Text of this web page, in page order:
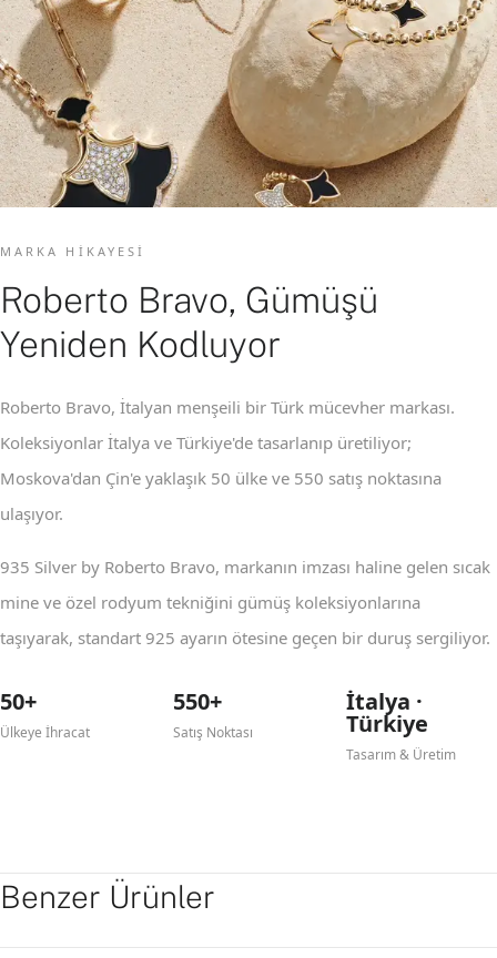
MARKA HIKAYESI
Roberto Bravo, Gümüşü
Yeniden Kodluyor
Roberto Bravo, İtalyan menşeili bir Türk mücevher markası.
Koleksiyonlar İtalya ve Türkiye'de tasarlanıp üretiliyor;
Moskova'dan Çin'e yaklaşık 50 ülke ve 550 satış noktasına
ulaşıyor.
935 Silver by Roberto Bravo, markanın imzası haline gelen sıcak
mine ve özel rodyum tekniğini gümüş koleksiyonlarına
taşıyarak, standart 925 ayarın ötesine geçen bir duruş sergiliyor.
50+
Ülkeye İhracat
550+
Satış Noktası
İtalya ·
Türkiye
Tasarım & Üretim
Benzer Ürünler